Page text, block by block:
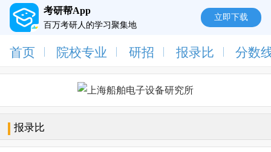
考研帮App
百万考研人的学习聚集地
立即下载
首页 院校专业 研招 报录比 分数
报录比